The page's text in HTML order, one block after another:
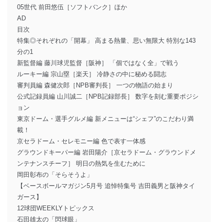
05世代 前田悠伍［ソフトバンク］ほか
AD
目次
特集◎それぞれの「開幕」 高まる熱量、思い無限大 特別な143
分の1
新監督編 藤川球児監督［阪神］ 「個ではなく全」で戦う
ルーキー編 宗山塁［楽天］ 冷静さの中に秘める闘志
審判員編 森健次郎［NPB審判長］ 一つの物語の始まり
公式記録員編 山川誠二［NPB記録部長］ 数字を刻む重要ポジシ
ョン
東京ドーム・選手グルメ編 新メニューは“シェフ”のこだわり満
載！
京セラドーム・セレモニー編 色で表す一体感
グラウンドキーパー編 岩田陽介［京セラドーム・グラウンドメ
ンテナンスチーフ］ 明日の熱気を生むために
岡田彰布の「そらそうよ」
【ベースボールマガジン5月号 追悼特集号 吉田義男と阪神タイ
ガース】
12球団WEEKLYトピックス
石田雄太の「閃球眼」